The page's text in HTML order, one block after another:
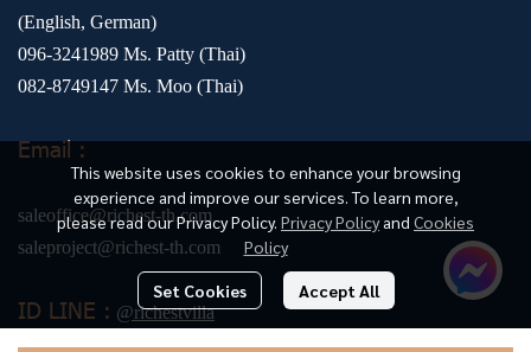
This website uses cookies to enhance your browsing
experience and improve our services. To learn more,
please read our Privacy Policy. Privacy Policyand Cookies
Policy
Set Cookies Accept All
(English, German)
096-3241989 Ms. Patty (Thai)
082-8749147 Ms. Moo (Thai)
Email :
saleoffice@richest-th.com
saleproject@richest-th.com
ID LINE : @richestvilla